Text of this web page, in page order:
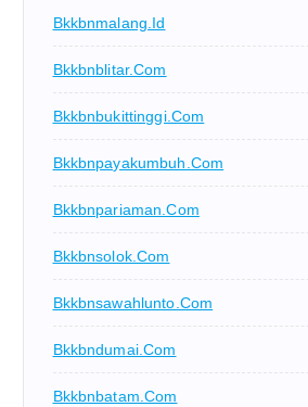
Bkkbnmalang.id
Bkkbnblitar.com
Bkkbnbukittinggi.com
Bkkbnpayakumbuh.com
Bkkbnpariaman.com
Bkkbnsolok.com
Bkkbnsawahlunto.com
Bkkbndumai.com
Bkkbnbatam.com